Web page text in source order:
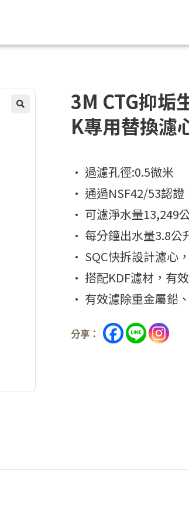
3M CTG抑垢
K專用替換濾
• 過濾孔徑:0.5微米
• 通過NSF42/53認證
• 可濾淨水量13,249
• 每分鐘出水量3.8公
• SQC快拆設計濾心
• 搭配KDF濾材，有
• 有效濾除重金屬鉛
分享：